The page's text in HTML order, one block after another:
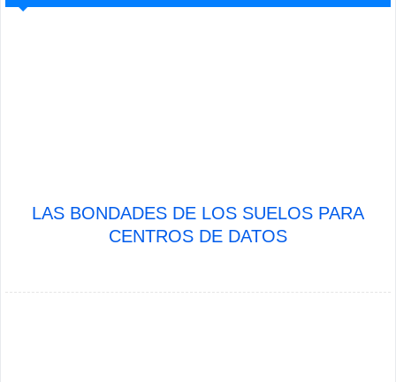
LAS BONDADES DE LOS SUELOS PARA
CENTROS DE DATOS